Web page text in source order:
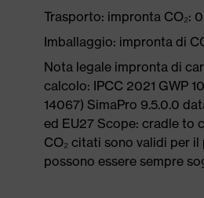
Trasporto: impronta CO₂:
Imballaggio: impronta di
Nota legale impronta di
calcolo: IPCC 2021 GWP
14067) SimaPro 9.5.0.0
ed EU27 Scope: cradle to
CO₂ citati sono validi per
possono essere sempre